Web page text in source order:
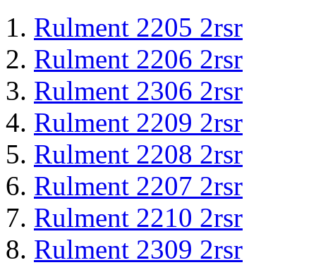
Rulment 2205 2rsr
Rulment 2206 2rsr
Rulment 2306 2rsr
Rulment 2209 2rsr
Rulment 2208 2rsr
Rulment 2207 2rsr
Rulment 2210 2rsr
Rulment 2309 2rsr